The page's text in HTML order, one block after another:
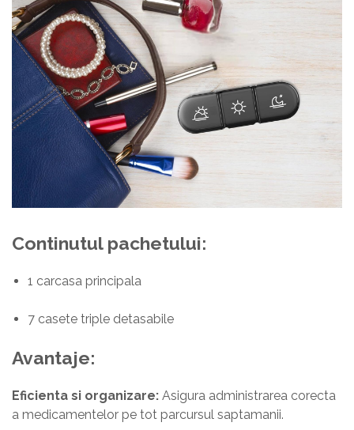
Continutul pachetului:
1 carcasa principala
7 casete triple detasabile
Avantaje:
Eficienta si organizare: Asigura administrarea corecta
a medicamentelor pe tot parcursul saptamanii.